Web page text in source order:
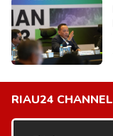
RIAU24 CHANNEL